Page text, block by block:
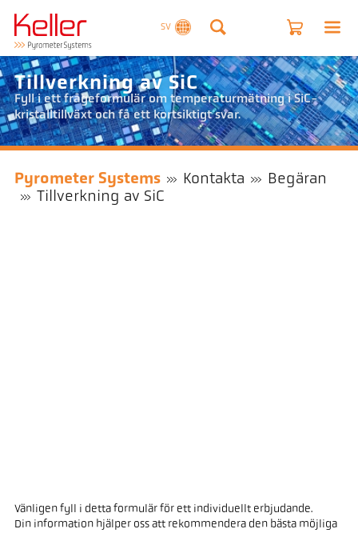
SV
Tillverkning av SiC
Fyll i ett frågeformulär om temperaturmätning i SiC-
kristalltillväxt och få ett kortsiktigt svar.
Pyrometer Systems Kontakta
Begäran
Tillverkning av SiC
Vänligen fyll i detta formulär för ett individuellt erbjudande.
Din information hjälper oss att rekommendera den bästa möjliga